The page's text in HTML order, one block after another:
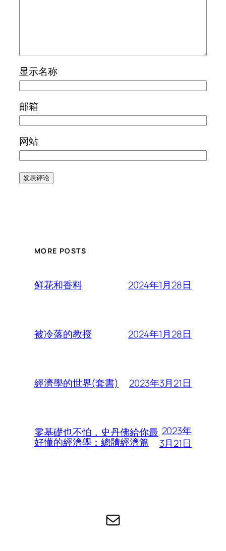
显示名称
邮箱
网站
MORE POSTS
鲜花和香料 2024年1月28日
被冷落的教授 2024年1月28日
經濟學的世界(套書) 2023年3月21日
零基礎也不怕，史丹佛給你最
好懂的經濟學：總體經濟篇
2023年
3月21日
电子邮件